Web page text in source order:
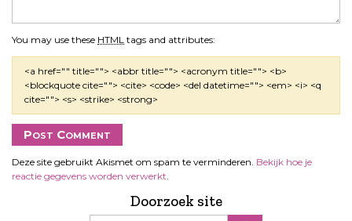
You may use these HTML tags and attributes:
<a href="" title=""> <abbr title=""> <acronym title=""> <b>
<blockquote cite=""> <cite> <code> <del datetime=""> <em> <i> <q
cite=""> <s> <strike> <strong>
Deze site gebruikt Akismet om spam te verminderen. Bekijk hoe je
reactie gegevens worden verwerkt
Doorzoek site